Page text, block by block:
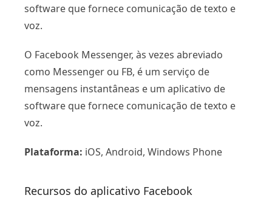
software que fornece comunicação de texto e
voz.
O Facebook Messenger, às vezes abreviado
como Messenger ou FB, é um serviço de
mensagens instantâneas e um aplicativo de
software que fornece comunicação de texto e
voz.
Plataforma: iOS, Android, Windows Phone
Recursos do aplicativo Facebook